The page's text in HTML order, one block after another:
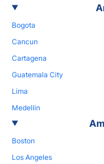
Bogota
Cancun
Cartagena
Guatemala City
Lima
Medellin
Boston
Los Angeles